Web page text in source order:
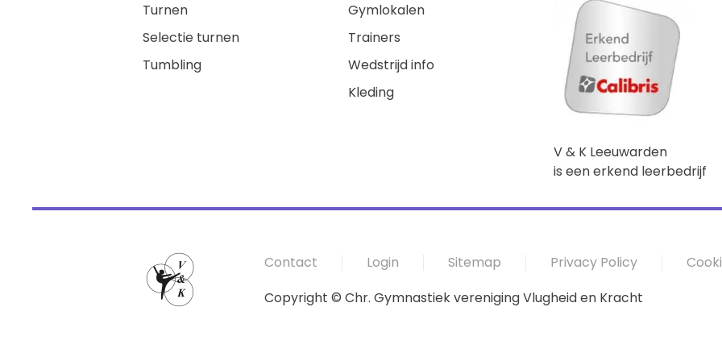
Turnen
Selectie turnen
Tumbling
Gymlokalen
Trainers
Wedstrijd info
Kleding
V & K Leeuwarden
is een erkend leerbedrijf
Contact Login Sitemap Privacy Policy
Copyright © Chr. Gymnastiek vereniging Vlugheid en Kracht